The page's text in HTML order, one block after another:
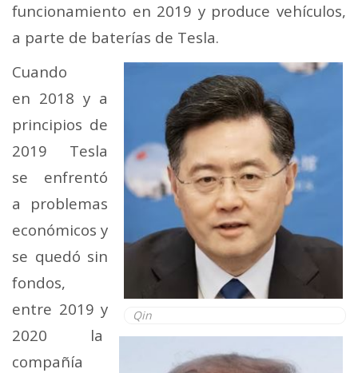
funcionamiento en 2019 y produce vehículos,
a parte de baterías de Tesla.
Qin
Cuando
en 2018 y a
principios de
2019 Tesla
se enfrentó
a problemas
económicos y
se quedó sin
fondos,
entre 2019 y
2020 la
compañía